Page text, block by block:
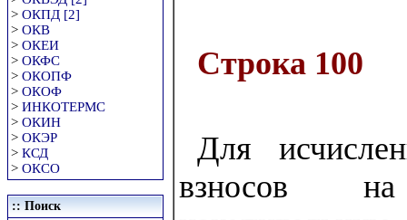
> ОКПД [2]
> ОКВ
> ОКЕИ
> ОКФС
> ОКОПФ
> ОКОФ
> ИНКОТЕРМС
> ОКИН
> ОКЭР
> КСД
> ОКСО
:: Поиск
Строка 100
Для
взносов